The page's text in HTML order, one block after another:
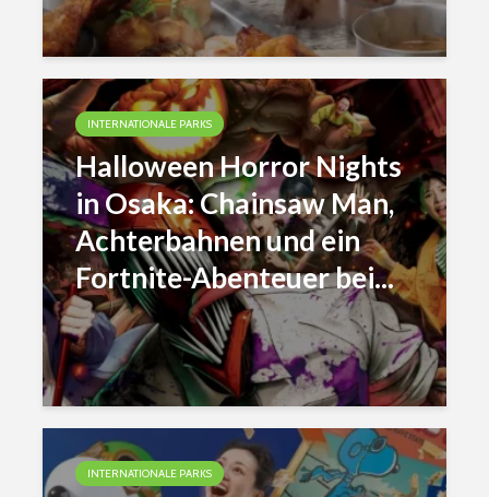
INTERNATIONALE PARKS
Halloween Horror Nights
in Osaka: Chainsaw Man,
Achterbahnen und ein
Fortnite-Abenteuer bei...
INTERNATIONALE PARKS